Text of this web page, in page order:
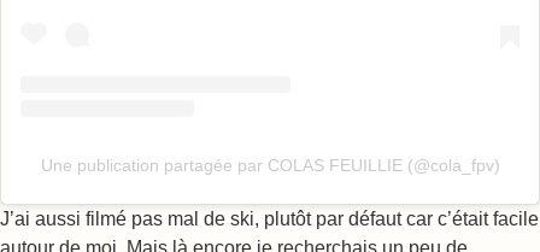
Une publication partagée par COLAS FEUILLIE (@cola_fpv)
J’ai aussi filmé pas mal de ski, plutôt par défaut car c’était facile